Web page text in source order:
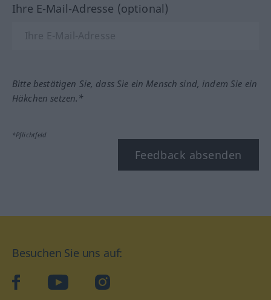
Ihre E-Mail-Adresse (optional)
Bitte bestätigen Sie, dass Sie ein Mensch sind, indem Sie ein
Häkchen setzen.*
*Pflichtfeld
Feedback absenden
Besuchen Sie uns auf:
facebookYouTube Instagram